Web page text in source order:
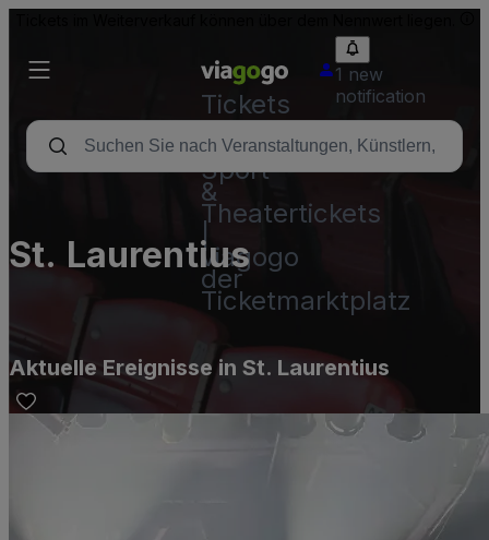
Tickets
-
Konzert-,
Sport-
&
Theatertickets
|
viagogo
der
Ticketmarktplatz
1 new
notification
St. Laurentius
Aktuelle Ereignisse in St. Laurentius